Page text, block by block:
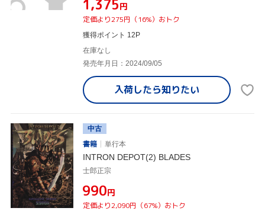
¥1,375円
定価より275円（16%）おトク
獲得ポイント 12P
在庫なし
発売年月日：2024/09/05
入荷したら知りたい
中古
書籍
単行本
INTRON DEPOT(2) BLADES
士郎正宗
¥990円
定価より2,090円（67%）おトク